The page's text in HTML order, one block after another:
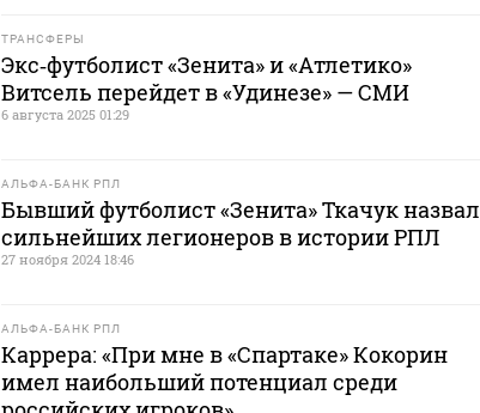
ТРАНСФЕРЫ
Экс‑футболист «Зенита» и «Атлетико»
Витсель перейдет в «Удинезе» — СМИ
6 августа 2025 01:29
АЛЬФА-БАНК РПЛ
Бывший футболист «Зенита» Ткачук назвал
сильнейших легионеров в истории РПЛ
27 ноября 2024 18:46
АЛЬФА-БАНК РПЛ
Каррера: «При мне в «Спартаке» Кокорин
имел наибольший потенциал среди